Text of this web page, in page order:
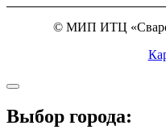
© МИП ИТЦ
Выбор города: